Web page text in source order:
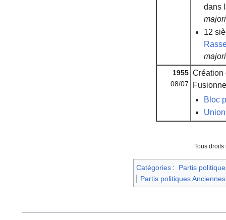
dans
12
1955
08/07
Bloc
Tous
Catégories :
Partis
Partis politiques